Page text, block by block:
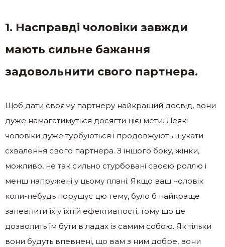
1. Насправді чоловіки завжди
мають сильне бажання
задовольнити свого партнера.
Щоб дати своєму партнеру найкращий досвід, вони
дуже намагатимуться досягти цієї мети. Деякі
чоловіки дуже турбуються і продовжують шукати
схвалення свого партнера. З іншого боку, жінки,
можливо, не так сильно стурбовані своєю роллю і
менш напружені у цьому плані. Якщо ваш чоловік
коли-небудь порушує цю тему, було б найкраще
запевнити їх у їхній ефективності, тому що це
дозволить їм бути в ладах із самим собою. Як тільки
вони будуть впевнені, що вам з ним добре, вони